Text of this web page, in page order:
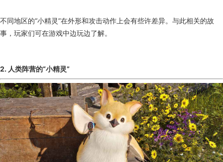
不同地区的“小精灵”在外形和攻击动作上会有些许差异。与此相关的故
事，玩家们可在游戏中边玩边了解。
2. 人类阵营的“小精灵”